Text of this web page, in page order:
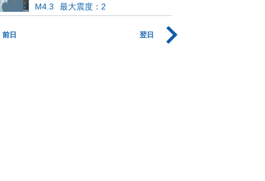
M4.3
最大震度：2
前日 翌日